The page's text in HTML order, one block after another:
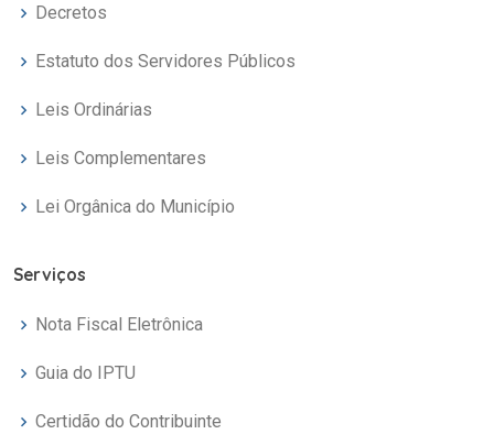
Decretos
Estatuto dos Servidores Públicos
Leis Ordinárias
Leis Complementares
Lei Orgânica do Município
Serviços
Nota Fiscal Eletrônica
Guia do IPTU
Certidão do Contribuinte